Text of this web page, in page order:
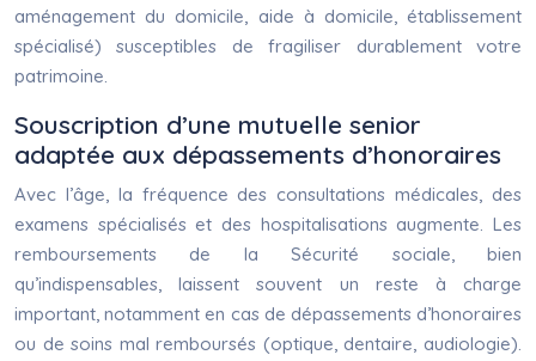
aménagement du domicile, aide à domicile, établissement
spécialisé) susceptibles de fragiliser durablement votre
patrimoine.
Souscription d’une mutuelle senior
adaptée aux dépassements d’honoraires
Avec l’âge, la fréquence des consultations médicales, des
examens spécialisés et des hospitalisations augmente. Les
remboursements de la Sécurité sociale, bien
qu’indispensables, laissent souvent un reste à charge
important, notamment en cas de dépassements d’honoraires
ou de soins mal remboursés (optique, dentaire, audiologie).